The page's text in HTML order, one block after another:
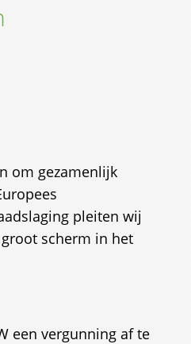
om gezamenlijk
pleiten wij
scherm in het
een vergunning af te